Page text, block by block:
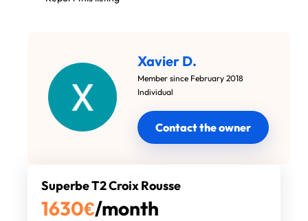
Xavier D.
Member since February 2018
Individual
Contact the owner
Superbe T2 Croix Rousse
1630€/month